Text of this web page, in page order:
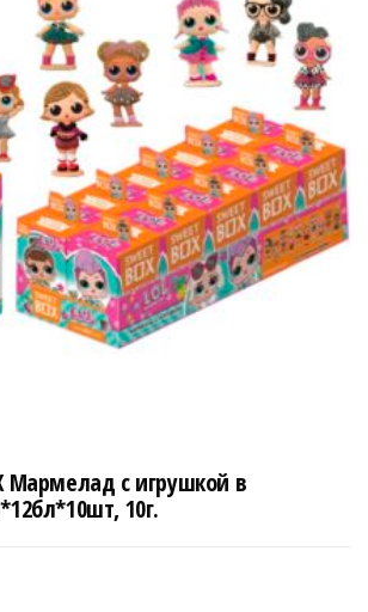
ь
н
а
в
и
г
а
Мармелад с игрушкой в
10г.